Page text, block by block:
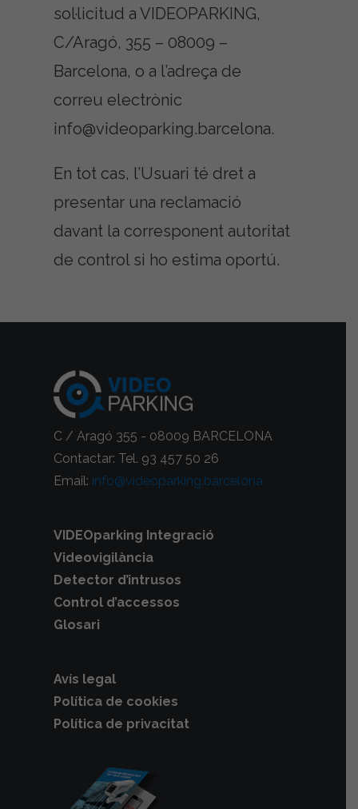
sol·licitud a VIDEOPARKING,
C/Aragó, 355 – 08009 –
Barcelona, o a l’adreça de
correu electrònic
info@videoparking.barcelona.
En tot cas, l’Usuari té dret a
presentar una reclamació
davant la corresponent autoritat
de control si ho estima oportú.
C / Aragó 355 - 08009 BARCELONA
Contactar: Tel. 93 457 50 26
Email: info@videoparking.barcelona
VIDEOparking Integració
Videovigilància
Detector d’intrusos
Control d’accessos
Glosari
Avís legal
Política de cookies
Política de privacitat